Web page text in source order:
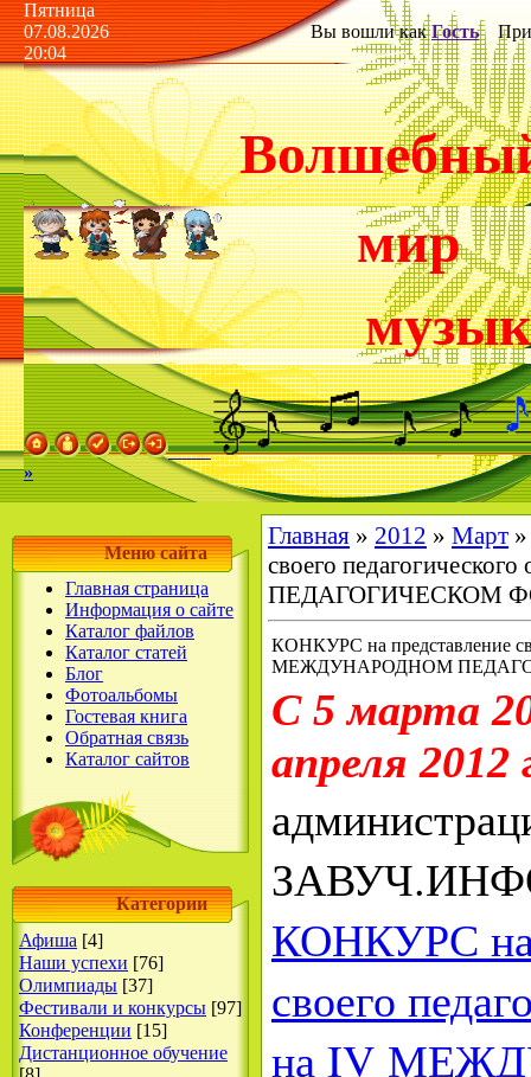
Пятница
07.08.2026
20:04
Вы вошли как Гость
мир
»
Меню сайта
Главная страница
Информация о сайте
Каталог файлов
Каталог статей
Блог
Фотоальбомы
Гостевая книга
Обратная связь
Каталог сайтов
Категории
Афиша [4]
Наши успехи [76]
Олимпиады [37]
Фестивали и конкурсы [97]
Конференции [15]
Дистанционное обучение
Главная » 2012 » Март »
своего
ПЕДАГОГИЧЕСКОМ
КОНКУРС на представление
МЕЖДУНАРОДНОМ
С 5 марта
апреля 2012
КОНКУРС на
своего
на IV